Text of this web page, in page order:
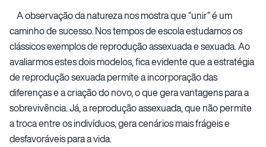
A observação da natureza nos mostra que “unir” é um
caminho de sucesso. Nos tempos de escola estudamos os
clássicos exemplos de reprodução assexuada e sexuada. Ao
avaliarmos estes dois modelos, fica evidente que a estratégia
de reprodução sexuada permite a incorporação das
diferenças e a criação do novo, o que gera vantagens para a
sobrevivência. Já, a reprodução assexuada, que não permite
a troca entre os indivíduos, gera cenários mais frágeis e
desfavoráveis para a vida.